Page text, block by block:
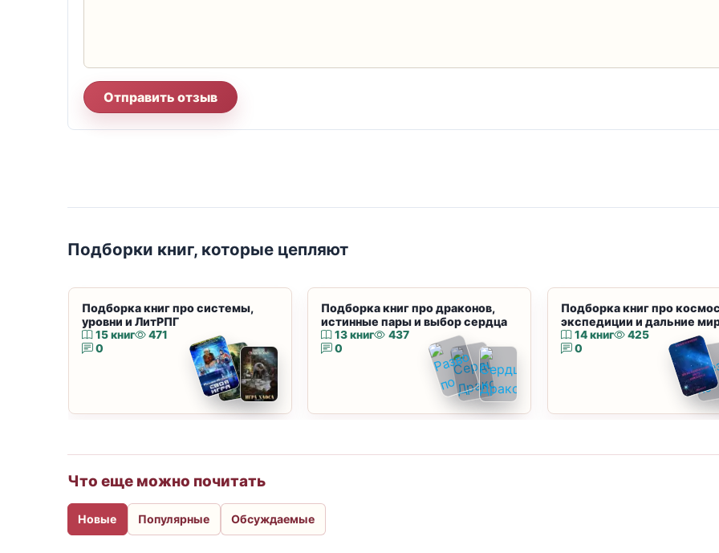
Отправить отзыв
Подборки книг, которые цепляют
Подборка книг про системы,
уровни и ЛитРПГ
15 книг
471
0
Подборка книг про драконов,
истинные пары и выбор сердца
13 книг
437
0
Подборка книг про
экспедиции и дальние
14 книг
425
0
Что еще можно почитать
Новые Популярные Обсуждаемые